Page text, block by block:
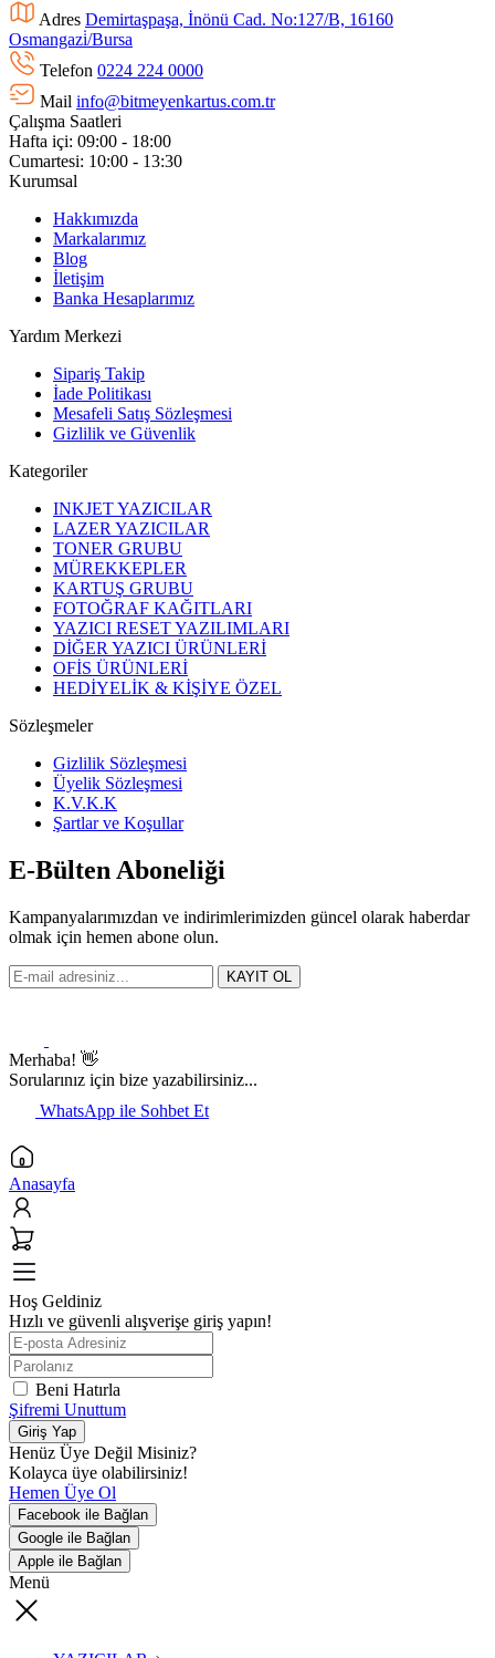
Adres Demirtaşpaşa, İnönü Cad. No:127/B, 16160
Osmangazi̇/Bursa
Telefon 0224 224 0000
Mail info@bitmeyenkartus.com.tr
Çalışma Saatleri
Hafta içi: 09:00 - 18:00
Cumartesi: 10:00 - 13:30
Kurumsal
Hakkımızda
Markalarımız
Blog
İletişim
Banka Hesaplarımız
Yardım Merkezi
Sipariş Takip
İade Politikası
Mesafeli Satış Sözleşmesi
Gizlilik ve Güvenlik
Kategoriler
INKJET YAZICILAR
LAZER YAZICILAR
TONER GRUBU
MÜREKKEPLER
KARTUŞ GRUBU
FOTOĞRAF KAĞITLARI
YAZICI RESET YAZILIMLARI
DİĞER YAZICI ÜRÜNLERİ
OFİS ÜRÜNLERİ
HEDİYELİK & KİŞİYE ÖZEL
Sözleşmeler
Gizlilik Sözleşmesi
Üyelik Sözleşmesi
K.V.K.K
Şartlar ve Koşullar
E-Bülten Aboneliği
Kampanyalarımızdan ve indirimlerimizden güncel olarak haberdar
olmak için hemen abone olun.
KAYIT OL
Merhaba! 👋
Sorularınız için bize yazabilirsiniz...
WhatsApp ile Sohbet Et
Anasayfa
Hoş Geldiniz
Hızlı ve güvenli alışverişe giriş yapın!
Beni Hatırla
Şifremi Unuttum
Giriş Yap
Henüz Üye Değil Misiniz?
Kolayca üye olabilirsiniz!
Hemen Üye Ol
Facebook ile Bağlan
Google ile Bağlan
Apple ile Bağlan
Menü